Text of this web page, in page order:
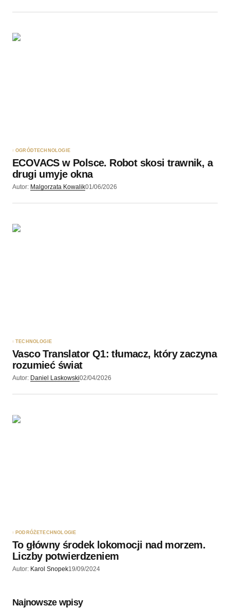
OGRÓDTECHNOLOGIE
ECOVACS w Polsce. Robot skosi trawnik, a
drugi umyje okna
Autor: Malgorzata Kowalik01/06/2026
TECHNOLOGIE
Vasco Translator Q1: tłumacz, który zaczyna
rozumieć świat
Autor: Daniel Laskowski02/04/2026
PODRÓŻETECHNOLOGIE
To główny środek lokomocji nad morzem.
Liczby potwierdzeniem
Autor: Karol Snopek19/09/2024
Najnowsze wpisy